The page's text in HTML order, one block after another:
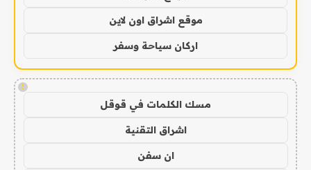
موقع اشراق اون لاين
اركان سياحة وسفر
!
مسك الكلمات في قوقل
اشراق التقنية
ان سفن